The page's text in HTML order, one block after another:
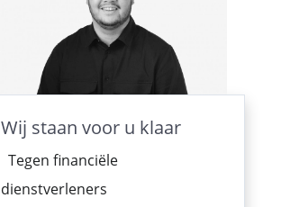
Wij staan voor u klaar
Tegen financiële
dienstverleners